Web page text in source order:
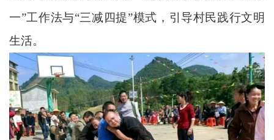
一”工作法与“三减四提”模式，引导村民践行文明
生活。